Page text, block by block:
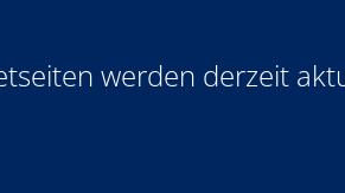
werden derzeit